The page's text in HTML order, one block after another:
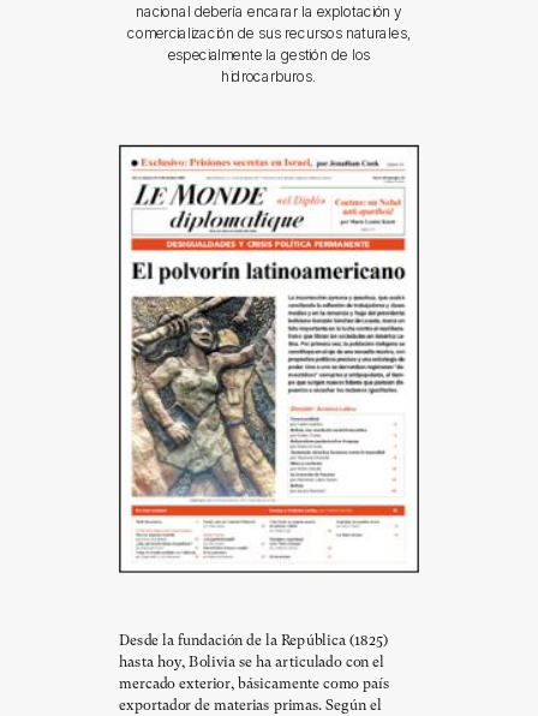
nacional debería encarar la explotación y
comercialización de sus recursos naturales,
especialmente la gestión de los
hidrocarburos.
Desde la fundación de la República (1825)
hasta hoy, Bolivia se ha articulado con el
mercado exterior, básicamente como país
exportador de materias primas. Según el